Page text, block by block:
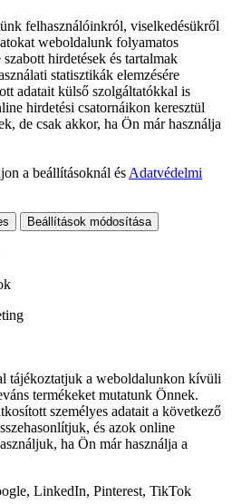
felhasználóinkról, viselkedésükről
weboldalunk folyamatos
hirdetések és tartalmak
statisztikák elemzésére
adatait külső szolgáltatókkal is
hirdetési csatornáikon keresztül
de csak akkor, ha Ön már használja
a beállításoknál ésAdatvédelmi
Beállítások módosítása
tájékoztatjuk a weboldalunkon kívüli
termékeket mutatunk Önnek.
személyes adatait a következő
és azok online
ha Ön már használja a
LinkedIn, Pinterest, TikTok